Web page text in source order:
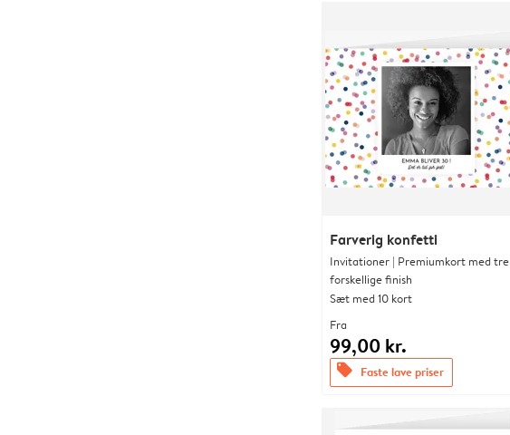
Farverig konfetti
Invitationer | Premiumkort med tre
forskellige finish
Sæt med 10 kort
Fra
99,00 kr.
offers Faste lave priser